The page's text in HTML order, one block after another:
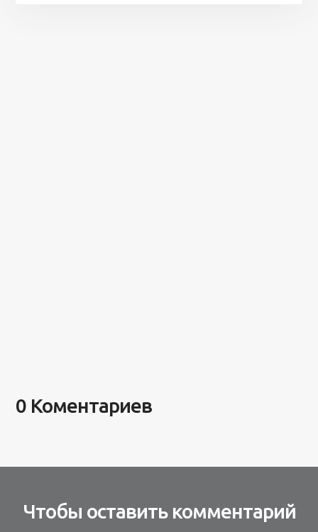
0 Коментариев
Чтобы оставить комментарий